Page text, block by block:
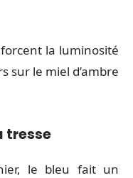
la luminosité
sur le miel d’ambre
tresse
le bleu fait un